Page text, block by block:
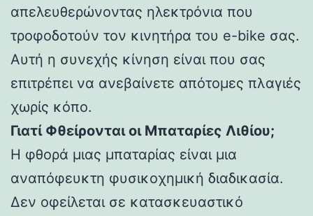
απελευθερώνοντας ηλεκτρόνια που
τροφοδοτούν τον κινητήρα του e-bike σας.
Αυτή η συνεχής κίνηση είναι που σας
επιτρέπει να ανεβαίνετε απότομες πλαγιές
χωρίς κόπο.
Γιατί Φθείρονται οι Μπαταρίες Λιθίου;
Η φθορά μιας μπαταρίας είναι μια
αναπόφευκτη φυσικοχημική διαδικασία.
Δεν οφείλεται σε κατασκευαστικό